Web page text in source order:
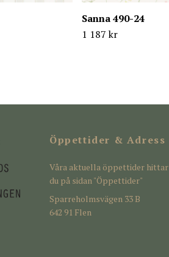
Sanna 490-24
1 187 kr
Öppettider & Adress
Våra aktuella öppettider hittar
du på sidan "Öppettider"
Sparreholmsvägen 33 B
642 91 Flen